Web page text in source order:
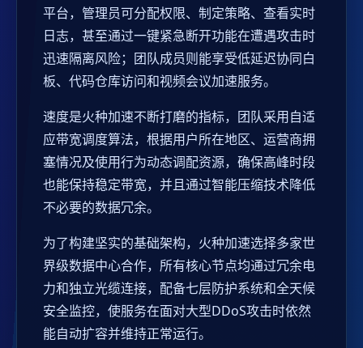
平台，管理员可分配权限、制定策略、查看实时
日志，甚至通过一键紧急断开功能在遭遇攻击时
迅速隔离风险；团队成员则能享受低延迟协同白
板、代码仓库访问和视频会议加速服务。
速度是火种加速不断打磨的指标，团队采用自适
应带宽调度算法，根据用户所在地区、运营商拥
塞情况及使用行为动态调配资源，确保高峰时段
也能保持稳定带宽，并且通过智能压缩技术降低
不必要的数据冗余。
为了构建坚实的基础架构，火种加速选择多家世
界级数据中心合作，所有核心节点均通过冗余电
力和独立光缆连接，配备七层防护系统和全天候
安全监控，使服务在面对大型DDoS攻击时依然
能自动扩容并维持正常运行。